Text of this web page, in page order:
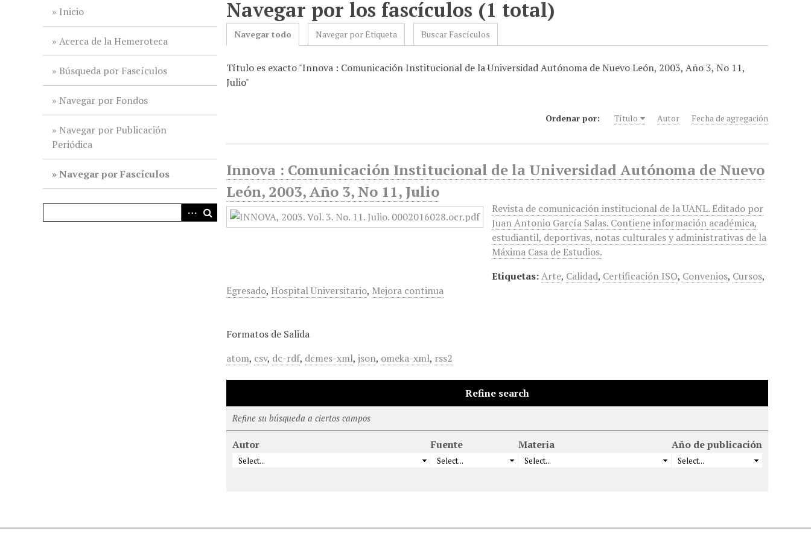
Inicio
Acerca de la Hemeroteca
Búsqueda por Fascículos
Navegar por Fondos
Navegar por Publicación
Periódica
Navegar por Fascículos
Navegar por los fascículos (1 total)
Navegar todo Navegar por Etiqueta Buscar Fascículos
Título es exacto "Innova : Comunicación Institucional de la Universidad Autónoma de Nuevo León, 2003, Año 3, No 11,
Julio"
Ordenar por: Título Autor Fecha de agregación
Innova : Comunicación Institucional de la Universidad Autónoma de Nuevo
León, 2003, Año 3, No 11, Julio
Revista de comunicación institucional de la UANL. Editado por
Juan Antonio García Salas. Contiene información académica,
estudiantil, deportivas, notas culturales y administrativas de la
Máxima Casa de Estudios.
Etiquetas:Arte, Calidad, Certificación ISO, Convenios, Cursos,
Egresado, Hospital Universitario, Mejora continua
Formatos de Salida
atom, csv, dc-rdf, dcmes-xml,json, omeka-xml, rss2
Refine search
Refine su búsqueda a ciertos campos
Autor Fuente Materia Año de publicación